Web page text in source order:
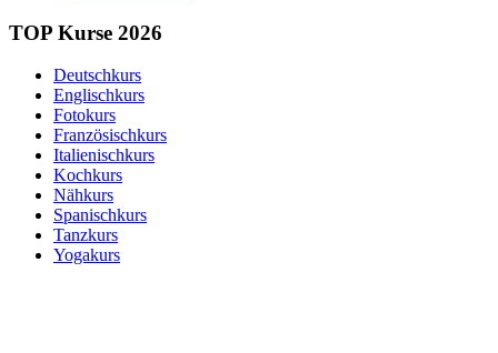
TOP Kurse 2026
Deutschkurs
Englischkurs
Fotokurs
Französischkurs
Italienischkurs
Kochkurs
Nähkurs
Spanischkurs
Tanzkurs
Yogakurs